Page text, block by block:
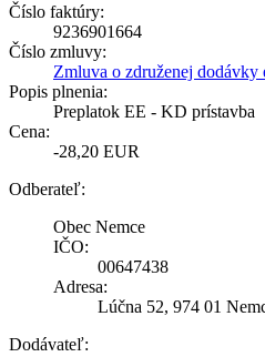
Číslo faktúry:
9236901664
Číslo zmluvy:
Zmluva o združenej dodávky
Popis plnenia:
Preplatok EE - KD prístavba
Cena:
-28,20 EUR
Odberateľ:
Obec Nemce
IČO:
00647438
Adresa:
Lúčna 52, 974 01
Dodávateľ: